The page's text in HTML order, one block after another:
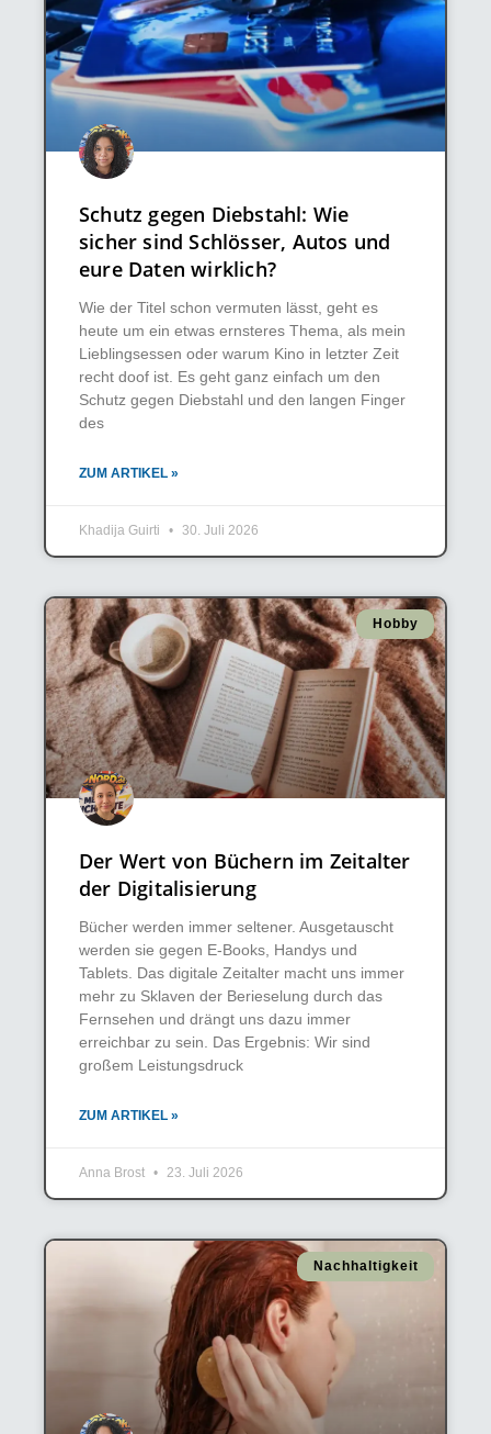
Schutz gegen Diebstahl: Wie
sicher sind Schlösser, Autos und
eure Daten wirklich?
Wie der Titel schon vermuten lässt, geht es
heute um ein etwas ernsteres Thema, als mein
Lieblingsessen oder warum Kino in letzter Zeit
recht doof ist. Es geht ganz einfach um den
Schutz gegen Diebstahl und den langen Finger
des
ZUM ARTIKEL »
Khadija Guirti 30. Juli 2026
Hobby
Der Wert von Büchern im Zeitalter
der Digitalisierung
Bücher werden immer seltener. Ausgetauscht
werden sie gegen E-Books, Handys und
Tablets. Das digitale Zeitalter macht uns immer
mehr zu Sklaven der Berieselung durch das
Fernsehen und drängt uns dazu immer
erreichbar zu sein. Das Ergebnis: Wir sind
großem Leistungsdruck
ZUM ARTIKEL »
Anna Brost 23. Juli 2026
Nachhaltigkeit